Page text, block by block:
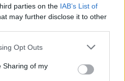
parties on the IAB’s List of
may further disclose it to other
app uses one or more Google
behaviour. You may click to
and its third-party tags to
Opt Outs
Sharing of my